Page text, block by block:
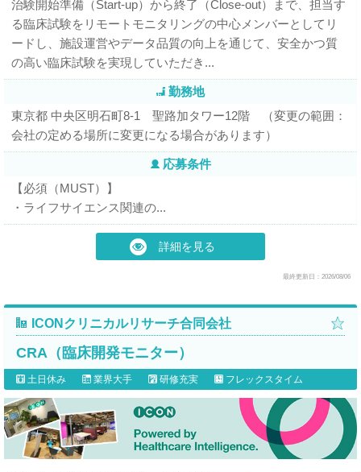
治験開始準備（Start-up）から終了（Close-out）まで、担当す
る臨床試験をリモートモニタリングの中心メンバーとしてリ
ードし、施設運営やデータ品質の向上を通じて、安全かつ質
の高い臨床試験を実現していただき...
勤務地
東京都 中央区明石町8-1 聖路加タワー12階 （変更の範囲：
会社の定める場所に変更になる場合があります）
応募条件
【必須（MUST）】
・ライフサイエンス関連の...
詳細を見る
最終更新日：2026/08/06
ICONクリニカルリサーチ合同会社
CRA（臨床開発モニター）
土日休み 業界大手 研修充実 フレックスタイム